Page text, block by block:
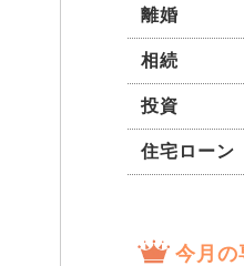
離婚
相続
投資
住宅ローン
今月の